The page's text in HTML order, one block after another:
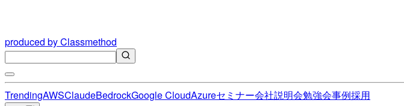
produced by Classmethod
TrendingAWSClaudeBedrockGoogle CloudAzureセミナー会社説明会勉強会事例採用